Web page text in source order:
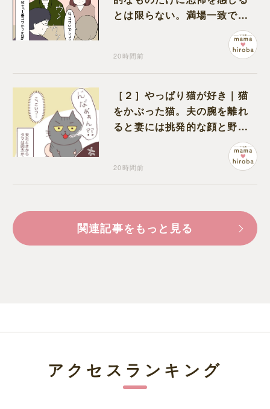
とは限らない。満場一致でコ
ワいと認定された意外な体験
20時間前
［２］やっぱり猫が好き｜猫
をかぶった猫。夫の腕を離れ
ると妻には挑発的な顔と野太
20時間前
関連記事をもっと見る
アクセスランキング